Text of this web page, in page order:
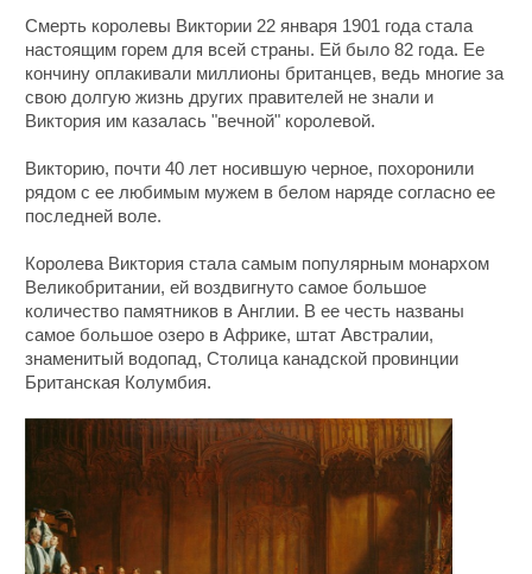
Смерть королевы Виктории 22 января 1901 года стала
настоящим горем для всей страны. Ей было 82 года. Ее
кончину оплакивали миллионы британцев, ведь многие за
свою долгую жизнь других правителей не знали и
Виктория им казалась "вечной" королевой.
Викторию, почти 40 лет носившую черное, похоронили
рядом с ее любимым мужем в белом наряде согласно ее
последней воле.
Королева Виктория стала самым популярным монархом
Великобритании, ей воздвигнуто самое большое
количество памятников в Англии. В ее честь названы
самое большое озеро в Африке, штат Австралии,
знаменитый водопад, Столица канадской провинции
Британская Колумбия.